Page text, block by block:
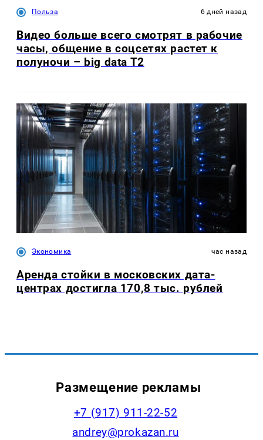
Польза 6 дней назад
Видео больше всего смотрят в рабочие
часы, общение в соцсетях растет к
полуночи – big data T2
Экономика час назад
Аренда стойки в московских дата-
центрах достигла 170,8 тыс. рублей
Размещение рекламы
+7 (917) 911-22-52
andrey@prokazan.ru